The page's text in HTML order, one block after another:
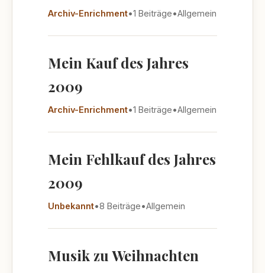
Archiv-Enrichment•1 Beiträge•Allgemein
Mein Kauf des Jahres
2009
Archiv-Enrichment•1 Beiträge•Allgemein
Mein Fehlkauf des Jahres
2009
Unbekannt•8 Beiträge•Allgemein
Musik zu Weihnachten